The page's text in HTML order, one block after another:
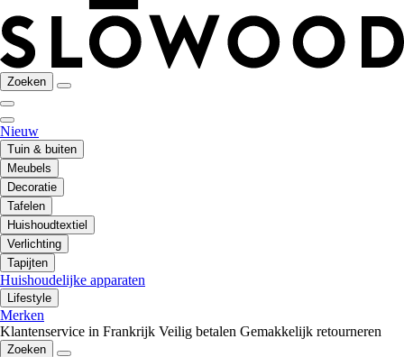
Zoeken
Nieuw
Tuin & buiten
Meubels
Decoratie
Tafelen
Huishoudtextiel
Verlichting
Tapijten
Huishoudelijke apparaten
Lifestyle
Merken
Klantenservice in Frankrijk Veilig betalen Gemakkelijk retourneren
Zoeken